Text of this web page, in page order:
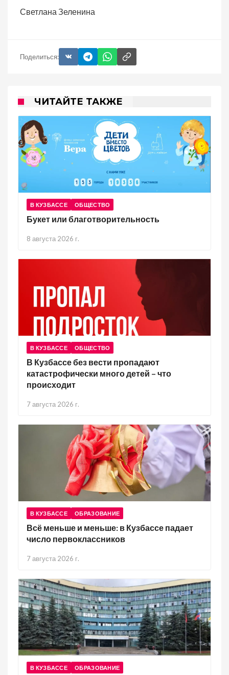
Светлана Зеленина
Поделиться:
ЧИТАЙТЕ ТАКЖЕ
В КУЗБАССЕ ОБЩЕСТВО
Букет или благотворительность
8 августа 2026 г.
В КУЗБАССЕ ОБЩЕСТВО
В Кузбассе без вести пропадают
катастрофически много детей – что
происходит
7 августа 2026 г.
В КУЗБАССЕ ОБРАЗОВАНИЕ
Всё меньше и меньше: в Кузбассе падает
число первоклассников
7 августа 2026 г.
В КУЗБАССЕ ОБРАЗОВАНИЕ